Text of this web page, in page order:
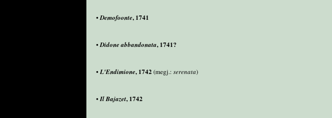
•Demofoonte, 1741
•Didone abbandonata, 1741?
•L'Endimione, 1742 (megj.: serenata)
•Il Bajazet, 1742